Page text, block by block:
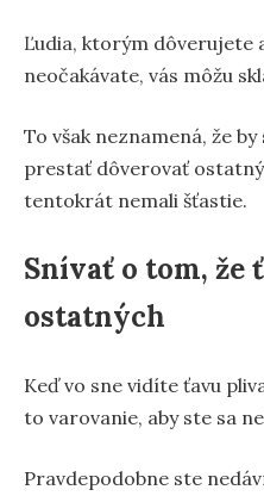
Ľudia, ktorým dôverujete
neočakávate, vás môžu
To však neznamená, že
prestať dôverovať
tentokrát nemali šťastie.
Snívať o tom, že
ostatných
Keď vo sne vidíte ťavu
to varovanie, aby ste sa
Pravdepodobne ste